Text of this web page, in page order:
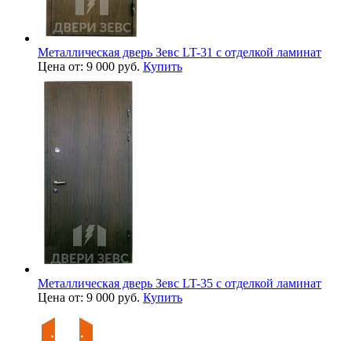
Металлическая дверь Зевс LT-31 с отделкой ламинат
Цена от: 9 000 руб. Купить
Металлическая дверь Зевс LT-35 с отделкой ламинат
Цена от: 9 000 руб. Купить